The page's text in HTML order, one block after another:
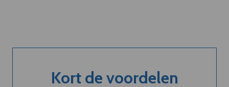
Kort de voordelen